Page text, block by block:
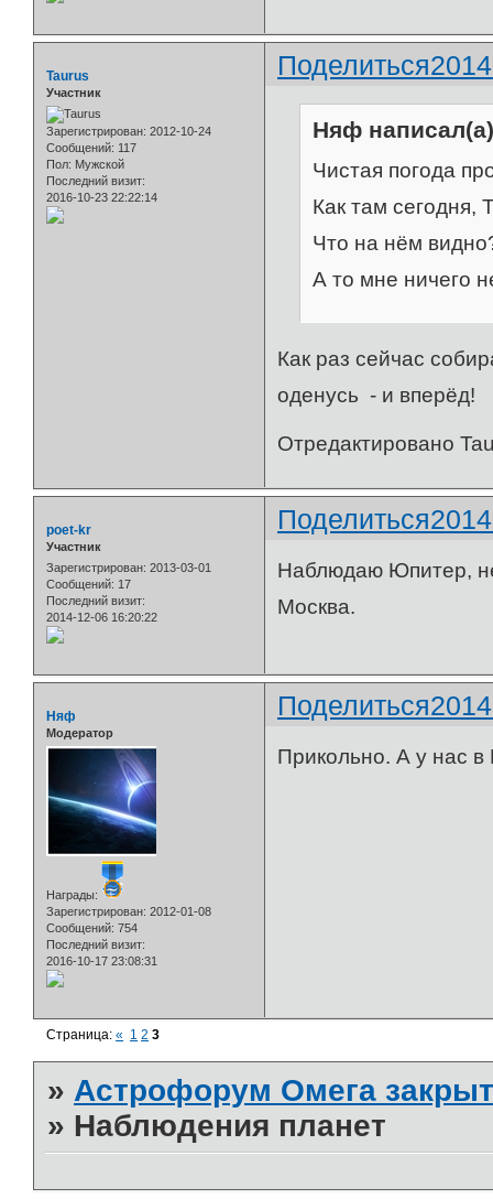
Поделиться
Taurus
Участник
Зарегистрирован: 2012-10-24
Сообщений: 117
Пол: Мужской
Последний визит:
2016-10-23 22:22:14
Няф
Чистая погода
Как там сегодня,
Что на нём
А то мне ничего
Как раз сейчас
оденусь - и вперёд!
Отредактировано
Поделиться
poet-kr
Участник
Зарегистрирован: 2013-03-01
Сообщений: 17
Последний визит:
2014-12-06 16:20:22
Наблюдаю Юпитер,
Москва.
Поделиться
Няф
Модератор
Награды:
Зарегистрирован: 2012-01-08
Сообщений: 754
Последний визит:
2016-10-17 23:08:31
Прикольно. А у нас в
Страница:« 1 2 3
» Астрофорум Омега
» Наблюдения планет